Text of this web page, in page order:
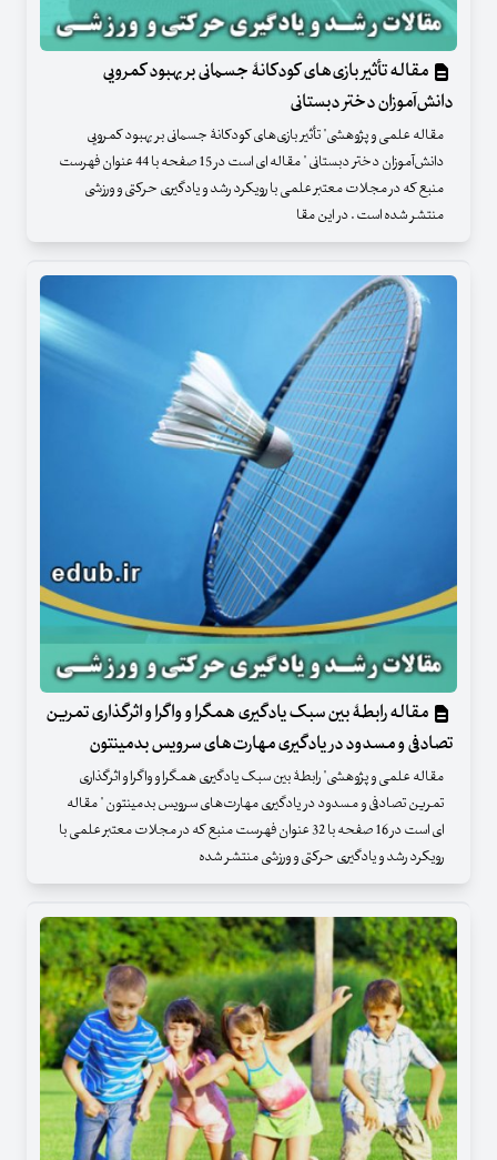
مقاله تأثیر بازی‌های کودکانۀ جسمانی بر بهبود کمرویی
دانش‌‌آموزان دختر دبستانی
مقاله علمی و پژوهشی" تأثیر بازی‌های کودکانۀ جسمانی بر بهبود کمرویی
دانش‌‌آموزان دختر دبستانی " مقاله ای است در 15 صفحه با 44 عنوان فهرست
منبع که در مجلات معتبر علمی با رویکرد رشد و یادگیری حرکتی و ورزشی
منتشر شده است . در این مقا
مقاله رابطۀ بین سبک یادگیری همگرا و واگرا و اثرگذاری تمرین
تصادفی و مسدود در یادگیری مهارت‌های سرویس بدمینتون
مقاله علمی و پژوهشی" رابطۀ بین سبک یادگیری همگرا و واگرا و اثرگذاری
تمرین تصادفی و مسدود در یادگیری مهارت‌های سرویس بدمینتون " مقاله
ای است در 16 صفحه با 32 عنوان فهرست منبع که در مجلات معتبر علمی با
رویکرد رشد و یادگیری حرکتی و ورزشی منتشر شده